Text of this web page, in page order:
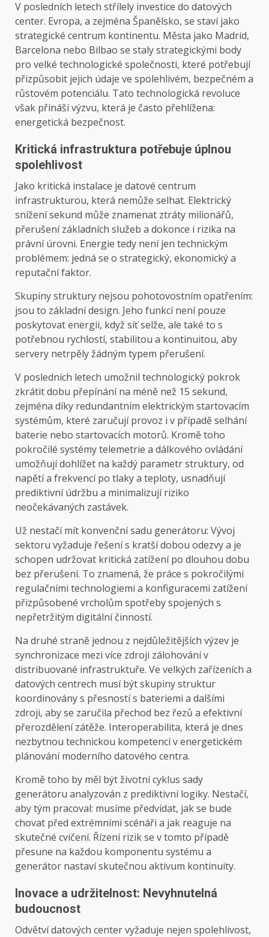
V posledních letech střílely investice do datových
center. Evropa, a zejména Španělsko, se staví jako
strategické centrum kontinentu. Města jako Madrid,
Barcelona nebo Bilbao se staly strategickými body
pro velké technologické společnosti, které potřebují
přizpůsobit jejich údaje ve spolehlivém, bezpečném a
růstovém potenciálu. Tato technologická revoluce
však přináší výzvu, která je často přehlížena:
energetická bezpečnost.
Kritická infrastruktura potřebuje úplnou
spolehlivost
Jako kritická instalace je datové centrum
infrastrukturou, která nemůže selhat. Elektrický
snížení sekund může znamenat ztráty milionářů,
přerušení základních služeb a dokonce i rizika na
právní úrovni. Energie tedy není jen technickým
problémem: jedná se o strategický, ekonomický a
reputační faktor.
Skupiny struktury nejsou pohotovostním opatřením:
jsou to základní design. Jeho funkcí není pouze
poskytovat energii, když síť selže, ale také to s
potřebnou rychlostí, stabilitou a kontinuitou, aby
servery netrpěly žádným typem přerušení.
V posledních letech umožnil technologický pokrok
zkrátit dobu přepínání na méně než 15 sekund,
zejména díky redundantním elektrickým startovacím
systémům, které zaručují provoz i v případě selhání
baterie nebo startovacích motorů. Kromě toho
pokročilé systémy telemetrie a dálkového ovládání
umožňují dohlížet na každý parametr struktury, od
napětí a frekvencí po tlaky a teploty, usnadňují
prediktivní údržbu a minimalizují riziko
neočekávaných zastávek.
Už nestačí mít konvenční sadu generátoru: Vývoj
sektoru vyžaduje řešení s kratší dobou odezvy a je
schopen udržovat kritická zatížení po dlouhou dobu
bez přerušení. To znamená, že práce s pokročilými
regulačními technologiemi a konfiguracemi zatížení
přizpůsobené vrcholům spotřeby spojených s
nepřetržitým digitální činností.
Na druhé straně jednou z nejdůležitějších výzev je
synchronizace mezi více zdroji zálohování v
distribuované infrastruktuře. Ve velkých zařízeních a
datových centrech musí být skupiny struktur
koordinovány s přesností s bateriemi a dalšími
zdroji, aby se zaručila přechod bez řezů a efektivní
přerozdělení zátěže. Interoperabilita, která je dnes
nezbytnou technickou kompetencí v energetickém
plánování moderního datového centra.
Kromě toho by měl být životní cyklus sady
generátoru analyzován z prediktivní logiky. Nestačí,
aby tým pracoval: musíme předvídat, jak se bude
chovat před extrémními scénáři a jak reaguje na
skutečné cvičení. Řízení rizik se v tomto případě
přesune na každou komponentu systému a
generátor nastaví skutečnou aktivum kontinuity.
Inovace a udržitelnost: Nevyhnutelná
budoucnost
Odvětví datových center vyžaduje nejen spolehlivost,